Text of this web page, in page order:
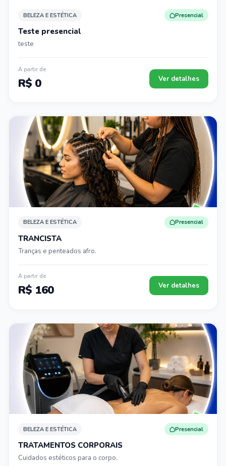
BELEZA E ESTÉTICA Presencial
Teste presencial
teste
A partir de
R$ 0 Ver detalhes
BELEZA E ESTÉTICA Presencial
TRANCISTA
Tranças e penteados afro.
A partir de
R$ 160 Ver detalhes
BELEZA E ESTÉTICA Presencial
TRATAMENTOS CORPORAIS
Cuidados estéticos para o corpo.